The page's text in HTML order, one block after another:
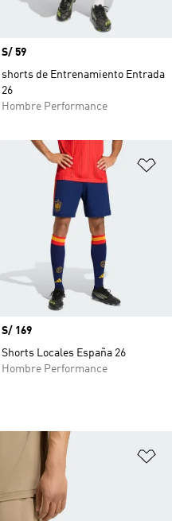
Precio
S/ 59
shorts de Entrenamiento Entrada
26
Hombre Performance
a la lista de deseos
Precio
S/ 169
Shorts Locales España 26
Hombre Performance